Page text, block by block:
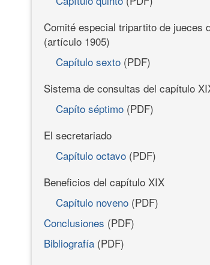
Comité especial tripartito de jueces
(artículo 1905)
Capítulo sexto (PDF)
Sistema de consultas del capítulo
Capíto séptimo (PDF)
El secretariado
Capítulo octavo (PDF)
Beneficios del capítulo XIX
Capítulo noveno (PDF)
Conclusiones (PDF)
Bibliografía (PDF)